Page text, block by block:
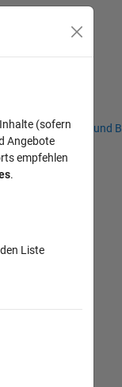
Studierende und
(sofern
Angebote
empfehlen
.
Liste